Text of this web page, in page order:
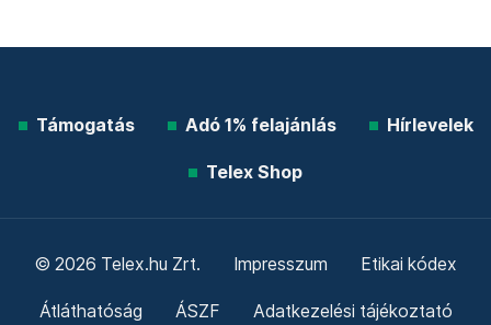
Támogatás Adó 1% felajánlás Hírlevelek
Telex Shop
© 2026 Telex.hu Zrt. Impresszum Etikai kódex
Átláthatóság ÁSZF Adatkezelési tájékoztató